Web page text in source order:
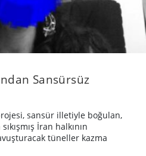
Sansürsüz
sansür illetiyle boğulan,
İran halkının
tüneller kazma